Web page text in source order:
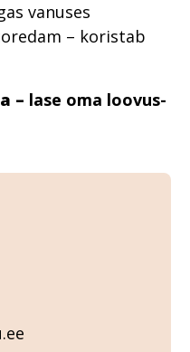
vanuses
– koristab
– lase oma loovus-